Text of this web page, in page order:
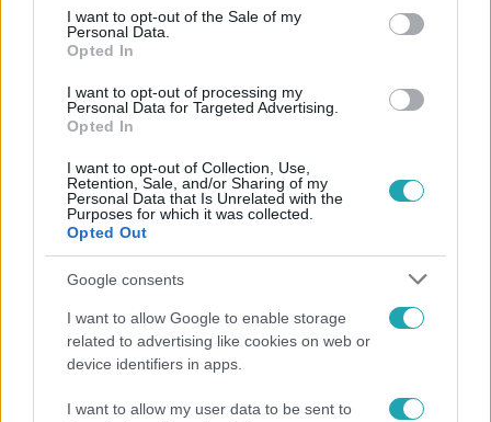
consent section.
I want to opt-out of the Sale of my
Personal Data.
Opted In
I want to opt-out of processing my
Personal Data for Targeted Advertising.
Opted In
I want to opt-out of Collection, Use,
Retention, Sale, and/or Sharing of my
Personal Data that Is Unrelated with the
Purposes for which it was collected.
Opted Out
Google consents
I want to allow Google to enable storage
related to advertising like cookies on web or
device identifiers in apps.
I want to allow my user data to be sent to